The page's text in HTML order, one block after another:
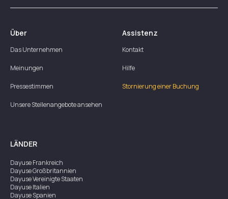
Über
Das Unternehmen
Meinungen
Pressestimmen
Unsere Stellenangebote ansehen
Assistenz
Kontakt
Hilfe
Stornierung einer Buchung
LÄNDER
DayuseFrankreich
DayuseGroßbritannien
DayuseVereinigte Staaten
DayuseItalien
DayuseSpanien